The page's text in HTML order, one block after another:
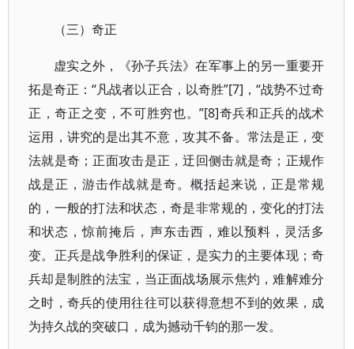
（三）奇正
虚实之外，《孙子兵法》在军事上的另一重要开
拓是奇正：“凡战者以正合，以奇胜”[7]，“战势不过奇
正，奇正之变，不可胜穷也。”[8]奇兵和正兵的战术
运用，讲究的是出其不意，攻其不备。常法是正，变
法就是奇；正面攻击是正，迂回侧击就是奇；正规作
战是正，游击作战就是奇。概括起来说，正是常规
的，一般的打法和状态，奇是非常规的，变化的打法
和状态，惊前掩后，声东击西，难以预料，灵活多
变。正兵是战争胜利的保证，是实力的主要体现；奇
兵却是制胜的法宝，当正面战场展示焦灼，难解难分
之时，奇兵的使用往往可以获得意想不到的效果，成
为持久战的突破口，成为撼动千钧的那一发。